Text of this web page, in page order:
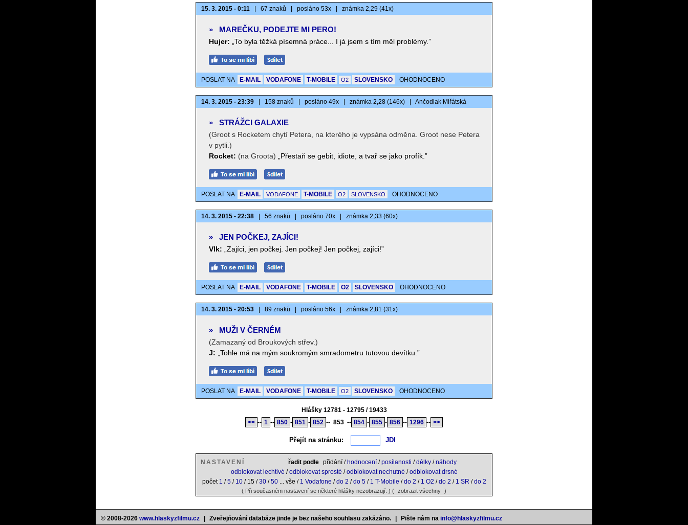
15. 3. 2015 - 0:11 67 znaků posláno 53x známka 2,29 (41x)
» MAREČKU, PODEJTE MI PERO!
Hujer: „To byla těžká písemná práce... I já jsem s tím měl problémy.”
POSLAT NA E-MAIL VODAFONE T-MOBILE O2 SLOVENSKO OHODNOCENO
14. 3. 2015 - 23:39 158 znaků posláno 49x známka 2,28 (146x) Ančodlak Miřátská
» STRÁŽCI GALAXIE
(Groot s Rocketem chytí Petera, na kterého je vypsána odměna. Groot nese Petera
v pytli.)
Rocket: (na Groota) „Přestaň se gebit, idiote, a tvař se jako profík.”
POSLAT NA E-MAIL VODAFONE T-MOBILE O2 SLOVENSKO OHODNOCENO
14. 3. 2015 - 22:38 56 znaků posláno 70x známka 2,33 (60x)
» JEN POČKEJ, ZAJÍCI!
Vlk: „Zajíci, jen počkej. Jen počkej! Jen počkej, zajíci!”
POSLAT NA E-MAIL VODAFONE T-MOBILE O2 SLOVENSKO OHODNOCENO
14. 3. 2015 - 20:53 89 znaků posláno 56x známka 2,81 (31x)
» MUŽI V ČERNÉM
(Zamazaný od Broukových střev.)
J:
„Tohle má na mým soukromým smradometru tutovou devítku.”
POSLAT NA E-MAIL VODAFONE T-MOBILE O2 SLOVENSKO OHODNOCENO
Hlášky 12781 - 12795 / 19433
<< -- 1 -- 850 - 851 - 852 -- 853 -- 854 - 855 - 856 -- 1296 -- >>
Přejít na stránku:
NASTAVENÍ řadit podle přidání / hodnocení /posílanosti /délky /náhody
odblokovat lechtivé /odblokovat sprosté /odblokovat nechutné /odblokovat drsné
počet 1 /5/ 10/ 15 /30/50... vše / 1 Vodafone /do 2 /do 5/ 1 T-Mobile /do 2 / 1 O2 /do 2 / 1 SR /do 2
( Při současném nastavení se některé hlášky nezobrazují. ) ( zobrazit všechny )
© 2008-2026 www.hlaskyzfilmu.cz Zveřejňování databáze jinde je bez našeho souhlasu zakázáno. Pište nám na info@hlaskyzfilmu.cz